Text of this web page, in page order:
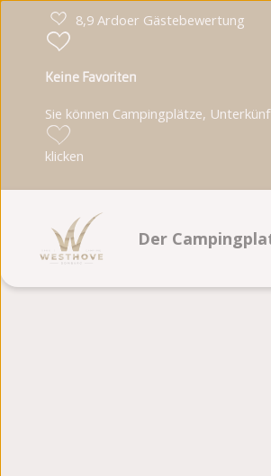
8,9 Ardoer Gästebewertung
Keine Favoriten
Sie können Campingplätze,
klicken
Der
Einrichtungen